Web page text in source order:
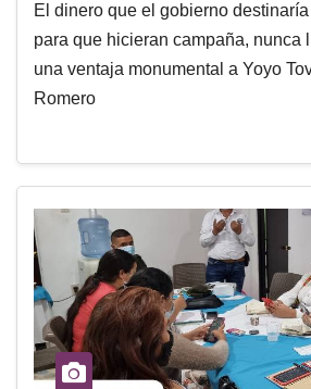
El dinero que el gobierno
para que hicieran campaña, nunca
una ventaja monumental a Yoyo
Romero